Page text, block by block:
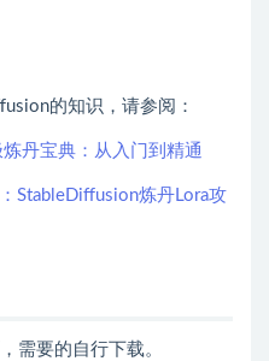
的知识，请参阅：
丹宝典：从入门到精通
StableDiffusion炼丹Lora攻
需要的自行下载。